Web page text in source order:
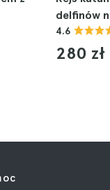
delfinów
4.6
280 zł